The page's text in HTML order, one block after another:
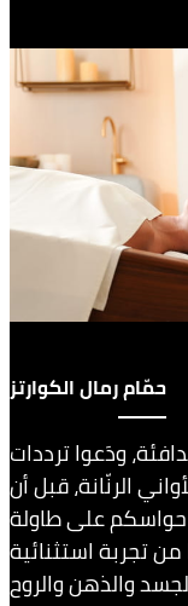
حمّام رمال الكوارتز
ودَعوا ترددات
الرنّانة، قبل أن
على طاولة
من تجربة استثنائية